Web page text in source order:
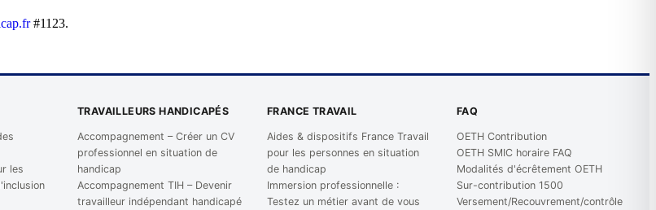
#1123.
les
TRAVAILLEURS HANDICAPÉS
Accompagnement – Créer un CV
professionnel en situation de
handicap
Accompagnement TIH – Devenir
travailleur indépendant handicapé
FRANCE TRAVAIL
Aides & dispositifs France Travail
pour les personnes en situation
de handicap
Immersion professionnelle :
Testez un métier avant de vous
FAQ
OETH Contribution
OETH SMIC horaire FAQ
Modalités d'écrêtement OETH
Sur-contribution 1500
Versement/Recouvrement/contrôle